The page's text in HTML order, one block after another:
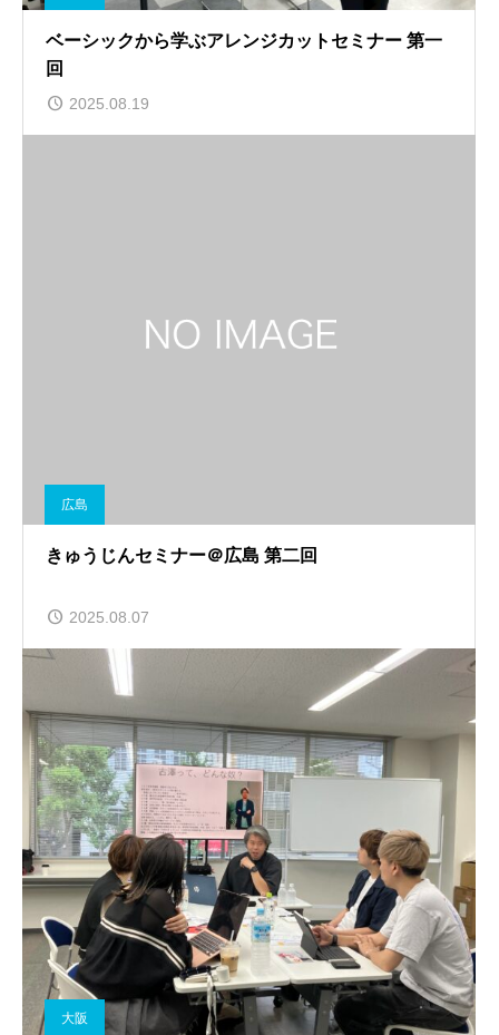
ベーシックから学ぶアレンジカットセミナー 第一
回
2025.08.19
広島
きゅうじんセミナー＠広島 第二回
2025.08.07
大阪